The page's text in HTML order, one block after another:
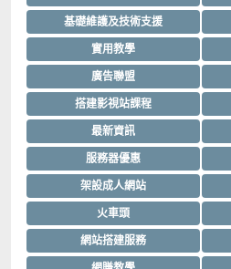
基礎維護及技術支援
實用教學
廣告聯盟
搭建影視站課程
最新資訊
服務器優惠
架設成人網站
火車頭
網站搭建服務